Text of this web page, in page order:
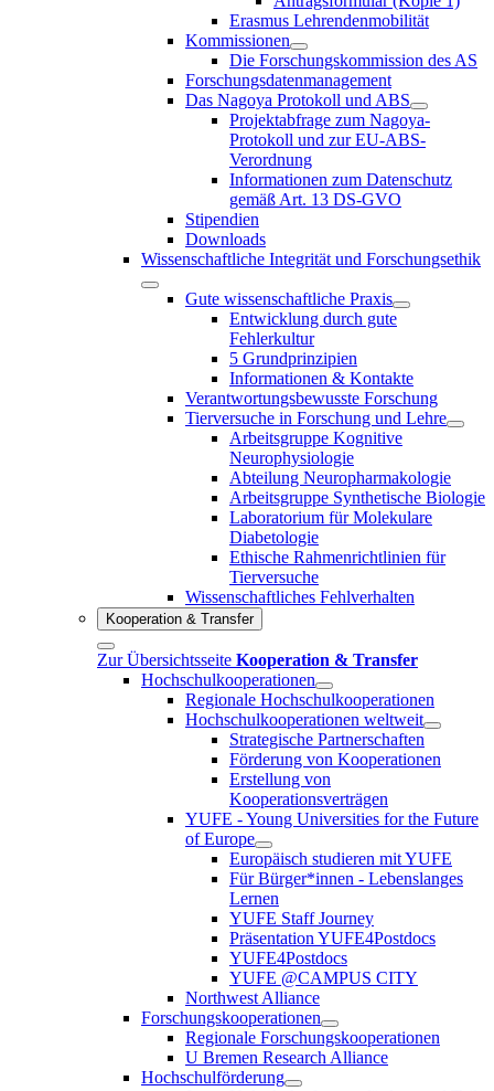
Erasmus Lehrendenmobilität
Kommissionen
Die Forschungskommission des AS
Forschungsdatenmanagement
Das Nagoya Protokoll und ABS
Projektabfrage zum Nagoya-
Protokoll und zur EU-ABS-
Verordnung
Informationen zum Datenschutz
gemäß Art. 13 DS-GVO
Stipendien
Downloads
Wissenschaftliche Integrität und Forschungsethik
Gute wissenschaftliche Praxis
Entwicklung durch gute
Fehlerkultur
5 Grundprinzipien
Informationen & Kontakte
Verantwortungsbewusste Forschung
Tierversuche in Forschung und Lehre
Arbeitsgruppe Kognitive
Neurophysiologie
Abteilung Neuropharmakologie
Arbeitsgruppe Synthetische Biologie
Laboratorium für Molekulare
Diabetologie
Ethische Rahmenrichtlinien für
Tierversuche
Wissenschaftliches Fehlverhalten
Kooperation & Transfer
Zur Übersichtsseite Kooperation & Transfer
Hochschulkooperationen
Regionale Hochschulkooperationen
Hochschulkooperationen weltweit
Strategische Partnerschaften
Förderung von Kooperationen
Erstellung von
Kooperationsverträgen
YUFE - Young Universities for the Future
of Europe
Europäisch studieren mit YUFE
Für Bürger*innen - Lebenslanges
Lernen
YUFE Staff Journey
Präsentation YUFE4Postdocs
YUFE4Postdocs
YUFE @CAMPUS CITY
Northwest Alliance
Forschungskooperationen
Regionale Forschungskooperationen
U Bremen Research Alliance
Hochschulförderung